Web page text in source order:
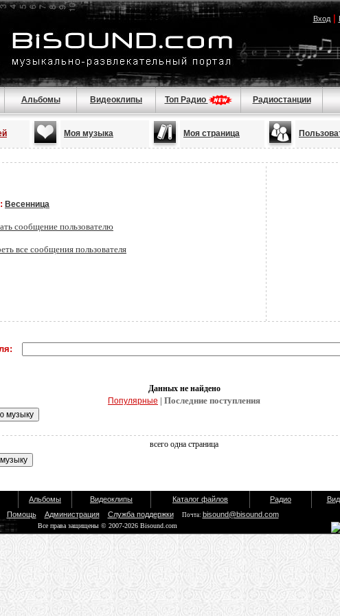
Вход|
Альбомы Видеоклипы Топ Радио Радиостанции
Моя музыка Моя страница
Весенница
сообщение пользователю
все сообщения пользователя
Данных не найдено
Популярные | Последние поступления
всего одна страница
Альбомы Видеоклипы Каталог файлов Радио
Помощь Администрация Служба поддержки Почта: bisound@bisound.com
Все права защищены © 2007-2026 Bisound.com